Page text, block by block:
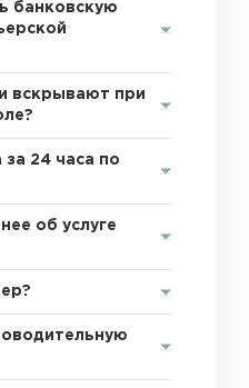
банковскую
вскрывают при
за 24 часа по
об услуге